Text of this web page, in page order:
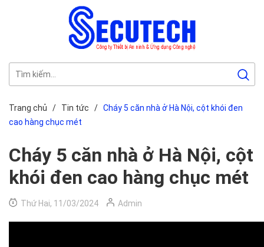
Trang chủ / Tin tức / Cháy 5 căn nhà ở Hà Nội, cột khói đen
cao hàng chục mét
Cháy 5 căn nhà ở Hà Nội, cột
khói đen cao hàng chục mét
Thứ Hai, 11/03/2024 Admin